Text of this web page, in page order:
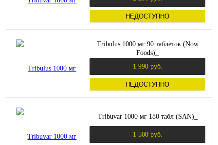
НЕДОСТУПНО
Tribulus 1000 мг 90 таблеток (Now
Foods)_
1 990 руб.
НЕДОСТУПНО
Tribuvar 1000 мг 180 табл (SAN)_
1 500 руб.